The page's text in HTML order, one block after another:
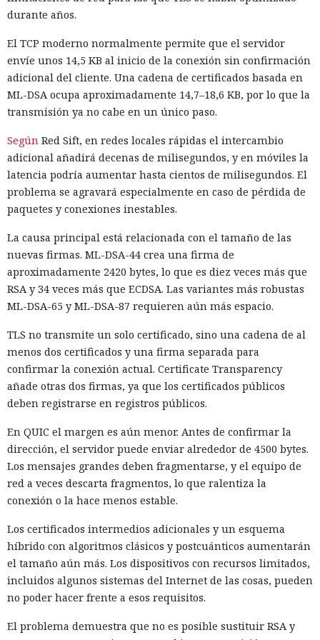
capas profundas de la Tierra, aunque un proyecto así
aún no existen.
Durante miles de millones de años también habrá que
proteger nuestro hogar común de asteroides, cometas,
supernovas cercanas y estrellas errantes. Los cuerpos
peligrosas. Pantallas orbitales podrían proteger la Tierra de
la radiación intensa. Ante la amenaza procedente de otra
estrella, probablemente la civilización tendría que
modificar el movimiento de todo el Sistema Solar.
cálculos suponen recursos casi ilimitados, el control de
planetas y estructuras capaces de funcionar durante un
tiempo superior a la edad actual del universo. Sin embargo,
las leyes físicas conocidas no prohíben tales proyectos.
Tierra después del envejecimiento del Sol. Una civilización
con una industria lo suficientemente desarrollada podrá
oscurecer la estrella, mover el planeta, sustituir la luz solar
por iluminación artificial y transformar gradualmente el
Sistema Solar en un enorme sistema de soporte vital. Pero
para ello, por supuesto, hará falta un esfuerzo
extraordinario...
durante años.
El TCP moderno normalmente permite que el servidor
envíe unos 14,5 KB al inicio de la conexión sin confirmación
adicional del cliente. Una cadena de certificados basada en
ML-DSA ocupa aproximadamente 14,7–18,6 KB, por lo que la
transmisión ya no cabe en un único paso.
Según Red Sift, en redes locales rápidas el intercambio
adicional añadirá decenas de milisegundos, y en móviles la
latencia podría aumentar hasta cientos de milisegundos. El
problema se agravará especialmente en caso de pérdida de
paquetes y conexiones inestables.
La causa principal está relacionada con el tamaño de las
nuevas firmas. ML-DSA-44 crea una firma de
aproximadamente 2420 bytes, lo que es diez veces más que
RSA y 34 veces más que ECDSA. Las variantes más robustas
ML-DSA-65 y ML-DSA-87 requieren aún más espacio.
TLS no transmite un solo certificado, sino una cadena de al
menos dos certificados y una firma separada para
confirmar la conexión actual. Certificate Transparency
añade otras dos firmas, ya que los certificados públicos
deben registrarse en registros públicos.
En QUIC el margen es aún menor. Antes de confirmar la
dirección, el servidor puede enviar alrededor de 4500 bytes.
Los mensajes grandes deben fragmentarse, y el equipo de
red a veces descarta fragmentos, lo que ralentiza la
conexión o la hace menos estable.
Los certificados intermedios adicionales y un esquema
híbrido con algoritmos clásicos y postcuánticos aumentarán
el tamaño aún más. Los dispositivos con recursos limitados,
incluidos algunos sistemas del Internet de las cosas, pueden
no poder hacer frente a esos requisitos.
El problema demuestra que no es posible sustituir RSA y